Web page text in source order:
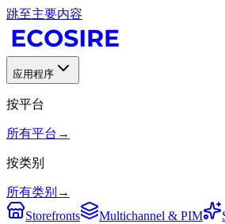
跳至主要内容
应用程序
按平台
所有平台 →
按类别
所有类别 →
Storefronts
Multichannel & PIM